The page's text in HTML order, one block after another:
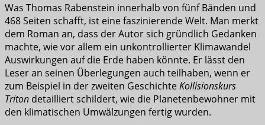
Was Thomas Rabenstein innerhalb von fünf Bänden und
468 Seiten schafft, ist eine faszinierende Welt. Man merkt
dem Roman an, dass der Autor sich gründlich Gedanken
machte, wie vor allem ein unkontrollierter Klimawandel
Auswirkungen auf die Erde haben könnte. Er lässt den
Leser an seinen Überlegungen auch teilhaben, wenn er
zum Beispiel in der zweiten GeschichteKollisionskurs
Triton detailliert schildert, wie die Planetenbewohner mit
den klimatischen Umwälzungen fertig wurden.